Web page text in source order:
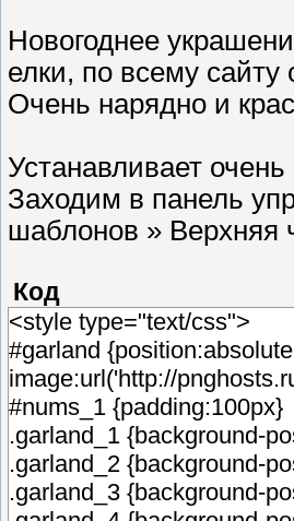
Новогоднее
елки, по всему сайту
Очень нарядно и
Устанавливает очень
Заходим в панель
шаблонов » Верхняя
Код
<style type="text/css">
#garland
image:url('http://
#nums_1 {padding:100px}
.garland_1 {background-
.garland_2 {background-
.garland_3 {background-